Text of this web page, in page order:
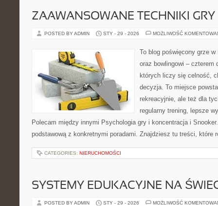
ZAAWANSOWANE TECHNIKI GRY
POSTED BY ADMIN STY - 29 - 2026 MOŻLIWOŚĆ
To blog poświęcony grze
oraz bowlingowi – czterem
których liczy się celność,
decyzja. To miejsce
rekreacyjnie, ale też dla
regularny trening, lepsze
Polecam między innymi Psychologia gry i koncentracja i
podstawową z konkretnymi poradami. Znajdziesz tu treści, które
CATEGORIES: NIERUCHOMOŚCI
SYSTEMY EDUKACYJNE NA
POSTED BY ADMIN STY - 29 - 2026 MOŻLIWOŚĆ